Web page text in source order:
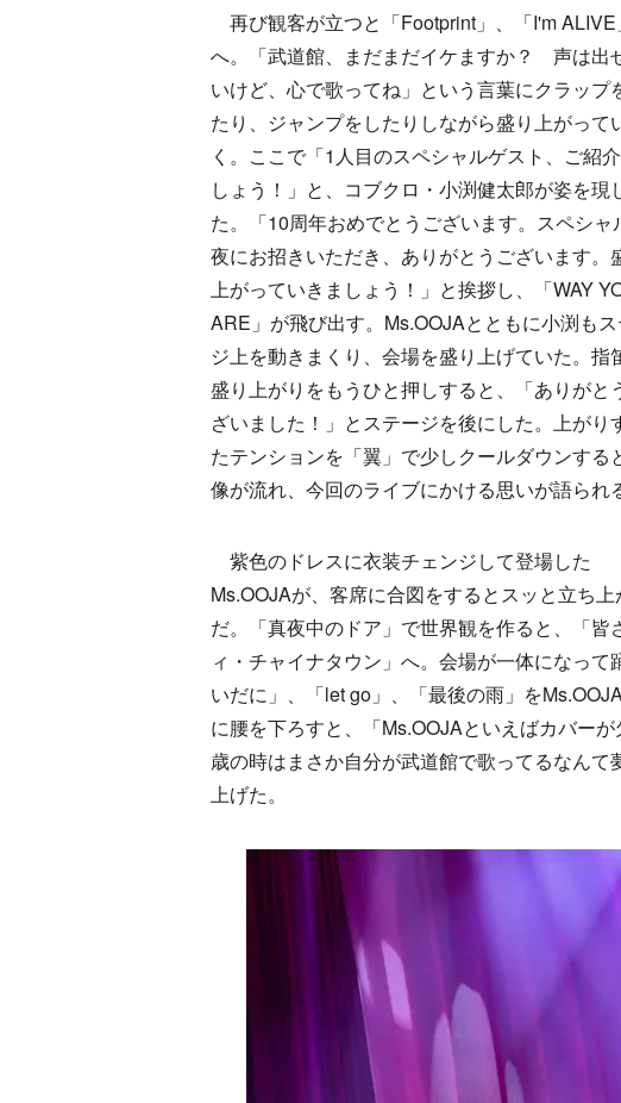
再び観客が立つと「Footprint」、「I'm ALIVE
へ。「武道館、まだまだイケますか？ 声は出
いけど、心で歌ってね」という言葉にクラップ
たり、ジャンプをしたりしながら盛り上がって
く。ここで「1人目のスペシャルゲスト、ご紹
しょう！」と、コブクロ・小渕健太郎が姿を現
た。「10周年おめでとうございます。スペシャ
夜にお招きいただき、ありがとうございます。
上がっていきましょう！」と挨拶し、「WAY
ARE」が飛び出す。Ms.OOJAとともに小渕も
ジ上を動きまくり、会場を盛り上げていた。指
盛り上がりをもうひと押しすると、「ありがと
ざいました！」とステージを後にした。上がり
たテンションを「翼」で少しクールダウンする
像が流れ、今回のライブにかける思いが語られ
紫色のドレスに衣装チェンジして登場した
Ms.OOJAが、客席に合図をするとスッと立ち
だ。「真夜中のドア」で世界観を作ると、「
ィ・チャイナタウン」へ。会場が一体になっ
いだに」、「let go」、「最後の雨」を
に腰を下ろすと、「Ms.OOJAといえばカバー
歳の時はまさか自分が武道館で歌ってるなん
上げた。